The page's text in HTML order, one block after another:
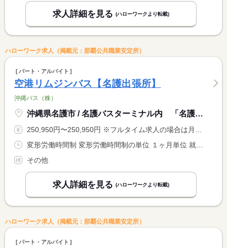
求人詳細を見る (ハローワークより転載)
ハローワーク求人（掲載元：那覇公共職業安定所）
パート・アルバイト
空港リムジンバス【名護出張所】
沖縄バス（株）
沖縄県名護市 / 名護バスターミナル内 「名護出張所」
250,950円〜250,950円 ※フルタイム求人の場合は月額（換算額）、パート求人の場合は時間額を表示しています。
その他
求人詳細を見る (ハローワークより転載)
ハローワーク求人（掲載元：那覇公共職業安定所）
パート・アルバイト